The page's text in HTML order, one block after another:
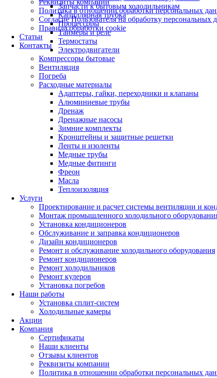
Реквизиты компании
Политика в отношении обработки персональных
Согласие Пользователя на обработку персональных
Правила обработки cookie
Статьи
Контакты
Запчасти к бытовым холодильникам
Капиллярная трубка
Процессоры
Таймеры и реле
Термостаты
Электродвигатели
Компрессоры бытовые
Вентиляция
Погреба
Расходные материалы
Адаптеры, гайки, переходники и клапаны
Алюминиевые трубы
Дренаж
Дренажные насосы
Зимние комплекты
Кронштейны и защитные решетки
Ленты и изоленты
Медные трубы
Медные фитинги
Фреон
Масла
Теплоизоляция
Услуги
Проектирование и расчет системы вентиляции и
Монтаж промышленного холодильного
Установка кондиционеров
Обслуживание и заправка кондиционеров
Дизайн кондиционеров
Ремонт и обслуживание холодильного оборудования
Ремонт кондиционеров
Ремонт холодильников
Ремонт кулеров
Установка погребов
Наши работы
Установка сплит-систем
Холодильные камеры
Акции
Компания
Сертификаты
Наши клиенты
Отзывы клиентов
Реквизиты компании
Политика в отношении обработки персональных